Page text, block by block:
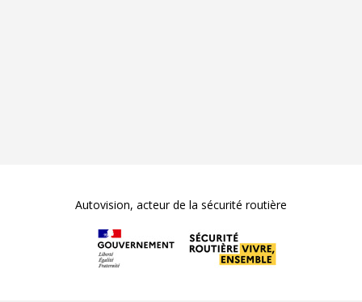
Autovision, acteur de la sécurité routière